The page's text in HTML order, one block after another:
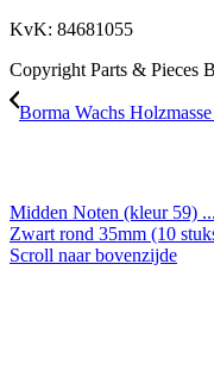
KvK: 84681055
Copyright Parts & Pieces
Borma Wachs
Midden Noten (kleur 59) ...
Zwart rond 35mm (10
Scroll naar bovenzijde